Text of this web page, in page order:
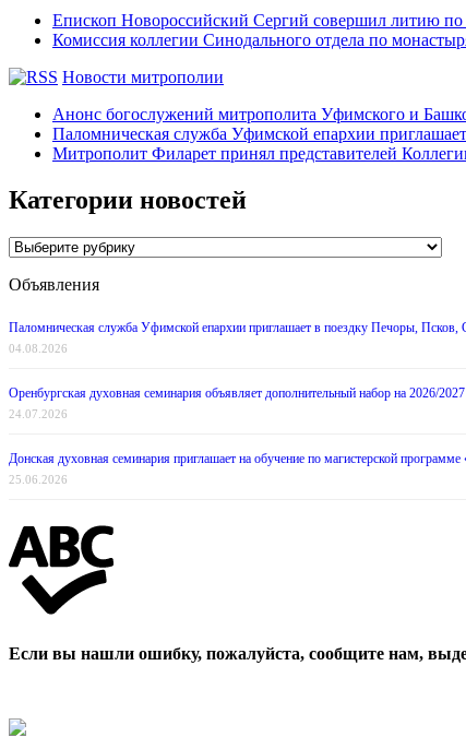
Епископ Новороссийский Сергий совершил литию
Комиссия коллегии Синодального отдела по
Новости митрополии
Анонс богослужений митрополита Уфимского и
Паломническая служба Уфимской епархии
Митрополит Филарет принял представителей
Категории новостей
Категории
Объявления
Паломническая служба Уфимской епархии приглашает в поездку Печоры, Псков,
04.08.2026
Оренбургская духовная семинария объявляет дополнительный набор на 2026/
24.07.2026
Донская духовная семинария приглашает на обучение по магистерской
25.06.2026
Если вы нашли ошибку, пожалуйста, сообщите нам,